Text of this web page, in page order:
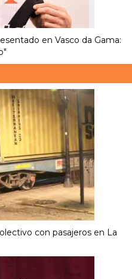
en Vasco da Gama:
con pasajeros en La